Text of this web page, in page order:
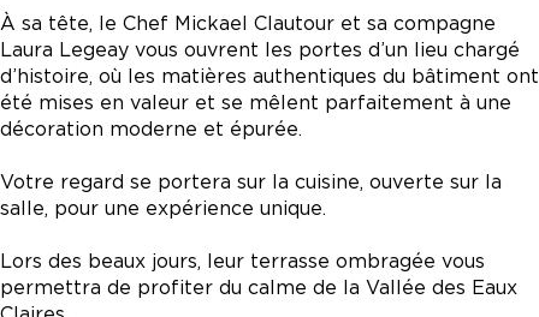
À sa tête, le Chef Mickael Clautour et sa compagne
Laura Legeay vous ouvrent les portes d’un lieu chargé
d’histoire, où les matières authentiques du bâtiment ont
été mises en valeur et se mêlent parfaitement à une
décoration moderne et épurée.
Votre regard se portera sur la cuisine, ouverte sur la
salle, pour une expérience unique.
Lors des beaux jours, leur terrasse ombragée vous
permettra de profiter du calme de la Vallée des Eaux